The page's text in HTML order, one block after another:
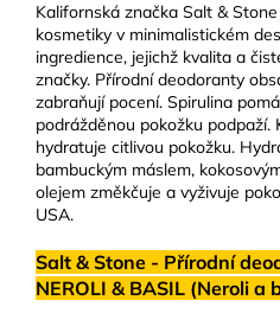
Kalifornská značka Salt &
kosmetiky v minimalistickém
ingredience, jejichž kvalita a
značky. Přírodní deodoranty
zabraňují pocení. Spirulina
podrážděnou pokožku podpaží.
hydratuje citlivou pokožku.
bambuckým máslem,
olejem změkčuje a vyživuje
USA.
Salt & Stone - Přírodní
NEROLI & BASIL (Neroli a